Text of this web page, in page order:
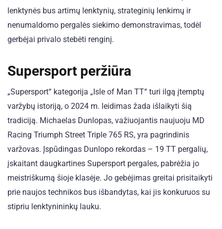
lenktynės bus artimų lenktynių, strateginių lenkimų ir
nenumaldomo pergalės siekimo demonstravimas, todėl
gerbėjai privalo stebėti renginį.
Supersport peržiūra
„Supersport“ kategorija „Isle of Man TT“ turi ilgą įtemptų
varžybų istoriją, o 2024 m. leidimas žada išlaikyti šią
tradiciją. Michaelas Dunlopas, važiuojantis naujuoju MD
Racing Triumph Street Triple 765 RS, yra pagrindinis
varžovas. Įspūdingas Dunlopo rekordas – 19 TT pergalių,
įskaitant daugkartines Supersport pergales, pabrėžia jo
meistriškumą šioje klasėje. Jo gebėjimas greitai prisitaikyti
prie naujos technikos bus išbandytas, kai jis konkuruos su
stipriu lenktynininkų lauku.